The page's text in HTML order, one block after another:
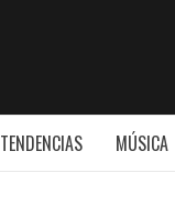
TENDENCIAS MÚSICA